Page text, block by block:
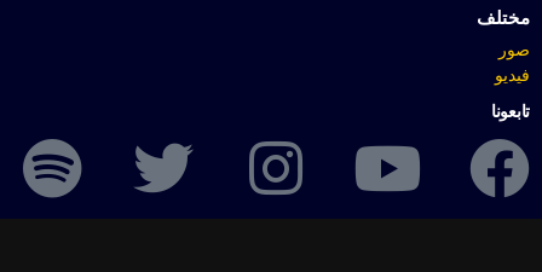
مختلف
صور
فيديو
تابعونا